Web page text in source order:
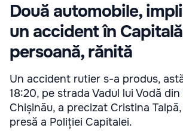
Două automobile,
un accident în
persoană, rănită
Un accident rutier s-a produs,
18:20, pe strada Vadul lui Vodă
Chișinău, a precizat Cristina
presă a Poliției Capitalei.